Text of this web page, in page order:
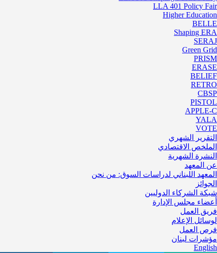
LLA 401 Policy Fair
Higher Education
BELLE
Shaping ERA
SERAJ
Green Grid
PRISM
ERASE
BELIEF
RETRO
CBSP
PISTOL
APPLE-C
YALA
VOTE
التقرير الشهري
الملخص الاقتصادي
النشرة الشهرية
عن المعهد
المعهد اللبناني لدراسات السوق: من نحن
الجوائز
شبكة الشركاء الدوليين
أعضاء مجلس الإدارة
فريق العمل
لوسائل الإعلام
فرص العمل
مؤشرات لبنان
English